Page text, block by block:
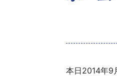
本日2014年9